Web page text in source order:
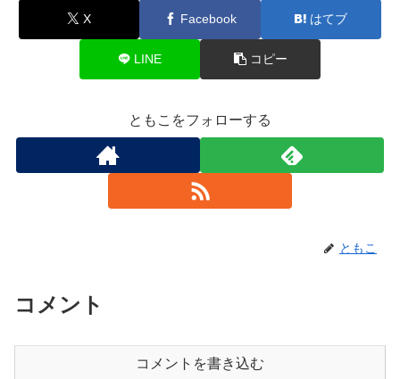
X Facebook はてブ
LINE コピー
ともこをフォローする
ともこ
コメント
コメントを書き込む